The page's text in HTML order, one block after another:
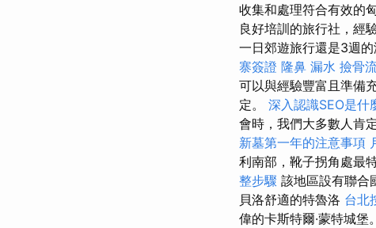
收集和處理符合有效的
良好培訓的旅行社，經
一日郊遊旅行還是3週
寨簽證 隆鼻 漏水 撿骨
可以與經驗豐富且準備
定。 深入認識SEO是什
會時，我們大多數人肯
新墓第一年的注意事項
利南部，靴子拐角處最
整步驟 該地區設有聯合
貝洛舒適的特魯洛 台北
偉的卡斯特爾·蒙特城堡